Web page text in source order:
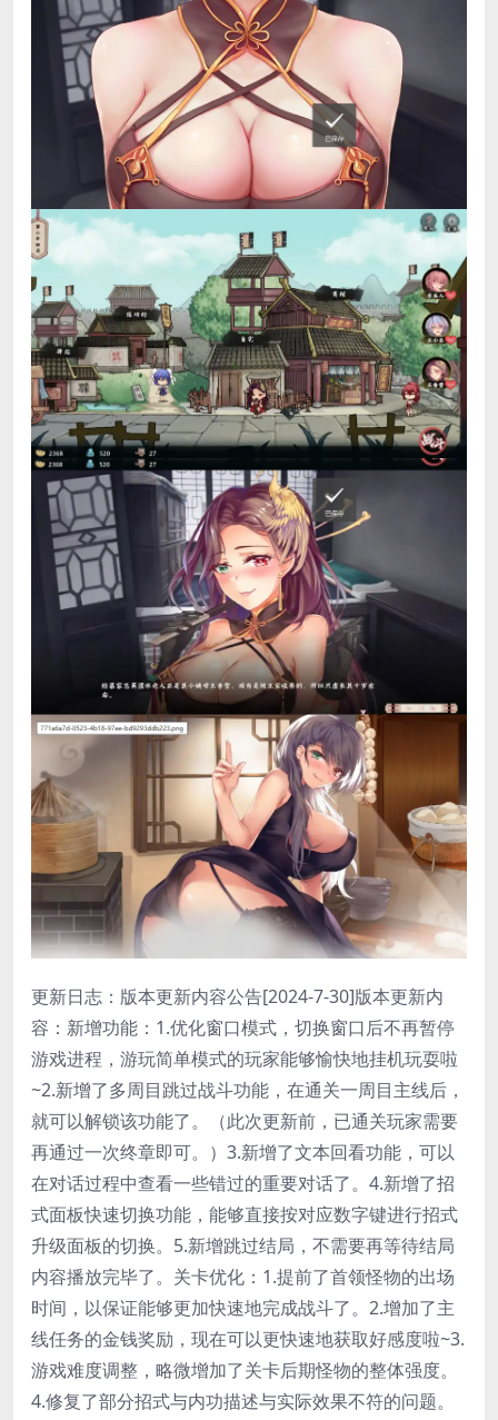
更新日志：版本更新内容公告[2024-7-30]版本更新内
容：新增功能：1.优化窗口模式，切换窗口后不再暂停
游戏进程，游玩简单模式的玩家能够愉快地挂机玩耍啦
~2.新增了多周目跳过战斗功能，在通关一周目主线后，
就可以解锁该功能了。（此次更新前，已通关玩家需要
再通过一次终章即可。）3.新增了文本回看功能，可以
在对话过程中查看一些错过的重要对话了。4.新增了招
式面板快速切换功能，能够直接按对应数字键进行招式
升级面板的切换。5.新增跳过结局，不需要再等待结局
内容播放完毕了。关卡优化：1.提前了首领怪物的出场
时间，以保证能够更加快速地完成战斗了。2.增加了主
线任务的金钱奖励，现在可以更快速地获取好感度啦~3.
游戏难度调整，略微增加了关卡后期怪物的整体强度。
4.修复了部分招式与内功描述与实际效果不符的问题。